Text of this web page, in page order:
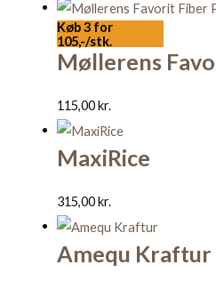
Køb 3 for
105,-/stk.
Møllerens
115,00kr.
MaxiRice
315,00kr.
Amequ Kraftur